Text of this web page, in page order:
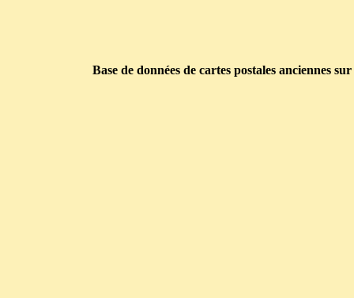
Base de données de cartes postales anciennes